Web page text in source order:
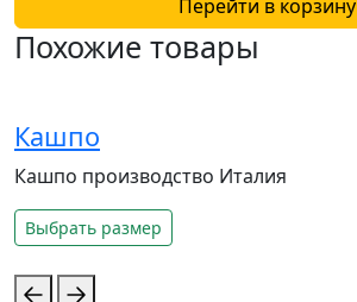
Перейти в корзину
Похожие товары
Кашпо
Кашпо производство Италия
Выбрать размер